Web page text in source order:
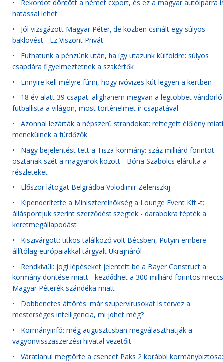
• Rekordot döntött a német export, és ez a magyar autóiparra
hatással lehet
• Jól vizsgázott Magyar Péter, de közben csinált egy súlyos
baklövést - Ez Viszont Privát
• Futhatunk a pénzünk után, ha így utazunk külföldre: súlyos
csapdára figyelmeztetnek a szakértők
• Ennyire kell mélyre fúrni, hogy ivóvizes kút legyen a kertben
• 18 év alatt 39 csapat: alighanem megvan a legtöbbet vándorló
futballista a világon, most történelmet ír csapatával
• Azonnal lezárták a népszerű strandokat: rettegett élőlény
menekülnek a fürdőzők
• Nagy bejelentést tett a Tisza-kormány: száz milliárd forintot
osztanak szét a magyarok között - Bóna Szabolcs elárulta a
részleteket
• Először látogat Belgrádba Volodimir Zelenszkij
• Kipenderítette a Miniszterelnökség a Lounge Event Kft.-t:
álláspontjuk szerint szerződést szegtek - darabokra tépték a
keretmegállapodást
• Kiszivárgott: titkos találkozó volt Bécsben, Putyin embere
állítólag európaiakkal tárgyalt Ukrajnáról
• Rendkívüli: jogi lépéseket jelentett be a Bayer Construct a
kormány döntése miatt - kezdődhet a 300 milliárd forintos meccs
Magyar Péterék szándéka miatt
• Döbbenetes áttörés: már szupervírusokat is tervez a
mesterséges intelligencia, mi jöhet még?
• Kormányinfó: még augusztusban megválaszthatják a
vagyonvisszaszerzési hivatal vezetőit
• Váratlanul megtörte a csendet Paks 2 korábbi kormánybiztosa: